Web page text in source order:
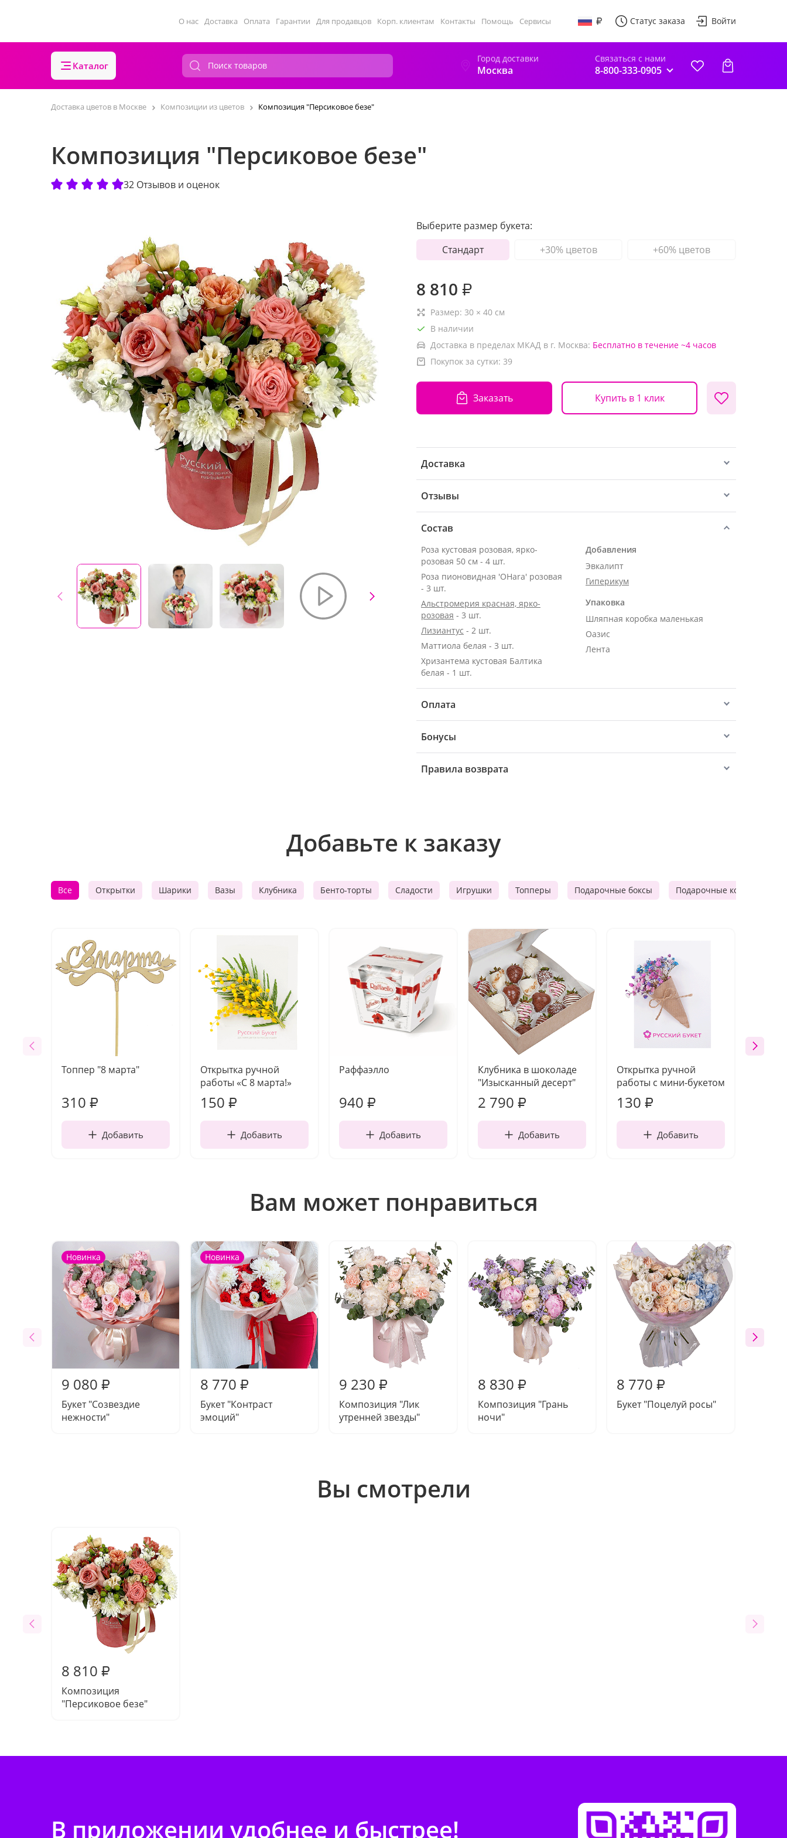
О нас Доставка Оплата Гарантии Для продавцов Корп. клиентам Контакты Помощь Сервисы Статус заказа Войти
Каталог
Город доставки
Москва
Связаться с нами
8-800-333-0905
Доставка цветов в Москве Композиции из цветов Композиция "Персиковое безе"
Композиция "Персиковое безе"
32 Отзывов и оценок
Выберите размер букета:
Стандарт
+30% цветов +60% цветов
8 810 ₽
Размер: 30 × 40 см
В наличии
Доставка в пределах МКАД в г. Москва: Бесплатно в течение ~4 часов
Покупок за сутки: 39
Заказать Купить в 1 клик
Доставка
Отзывы
Состав
Роза кустовая розовая, ярко-
розовая 50 см - 4 шт.
Роза пионовидная 'OHara' розовая
- 3 шт.
Альстромерия красная, ярко-
розовая - 3 шт.
Лизиантус - 2 шт.
Маттиола белая - 3 шт.
Хризантема кустовая Балтика
белая - 1 шт.
Добавления
Эвкалипт
Гиперикум
Упаковка
Шляпная коробка маленькая
Оазис
Лента
Оплата
Бонусы
Правила возврата
Добавьте к заказу
Все Открытки Шарики Вазы Клубника Бенто-торты Сладости Игрушки Топперы Подарочные боксы Подарочные корзины
Топпер "8 марта"
310 ₽
Добавить
Открытка ручной
работы «С 8 марта!»
150 ₽
Добавить
Раффаэлло
940 ₽
Добавить
Клубника в шоколаде
"Изысканный десерт"
2 790 ₽
Добавить
Открытка ручной
работы с мини-букетом
130 ₽
Добавить
Вам может понравиться
Новинка
9 080 ₽
Букет "Созвездие
нежности"
Новинка
8 770 ₽
Букет "Контраст
эмоций"
9 230 ₽
Композиция "Лик
утренней звезды"
8 830 ₽
Композиция "Грань
ночи"
8 770 ₽
Букет "Поцелуй росы"
Вы смотрели
8 810 ₽
Композиция
"Персиковое безе"
В приложении удобнее и быстрее!